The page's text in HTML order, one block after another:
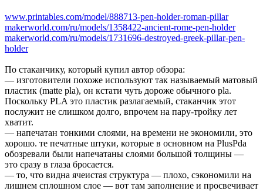
www.printables.com/model/888713-pen-holder-roman-pillar
makerworld.com/ru/models/1358422-ancient-rome-pen-holder
makerworld.com/ru/models/1731696-destroyed-greek-pillar-pen-
holder
По стаканчику, который купил автор обзора:
— изготовители похоже используют так называемый матовый
пластик (matte pla), он кстати чуть дороже обычного pla.
Поскольку PLA это пластик разлагаемый, стаканчик этот
послужит не слишком долго, впрочем на пару-тройку лет
хватит.
— напечатан тонкими слоями, на времени не экономили, это
хорошо. те печатные штуки, которые в основном на PlusPda
обозревали были напечатаны слоями большой толщины —
это сразу в глаза бросается.
— то, что видна ячеистая структура — плохо, сэкономили на
лишнем сплошном слое — вот там заполнение и просвечивает